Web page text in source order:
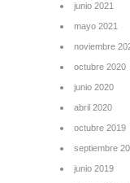
junio 2021
mayo 2021
noviembre
octubre 2020
junio 2020
abril 2020
octubre 2019
septiembre
junio 2019